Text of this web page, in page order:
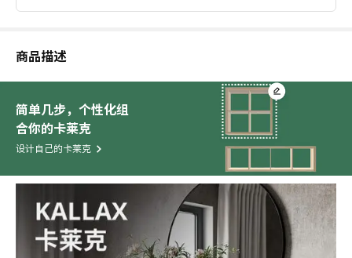
商品描述
简单几步，个性化组
合你的卡莱克
设计自己的卡莱克